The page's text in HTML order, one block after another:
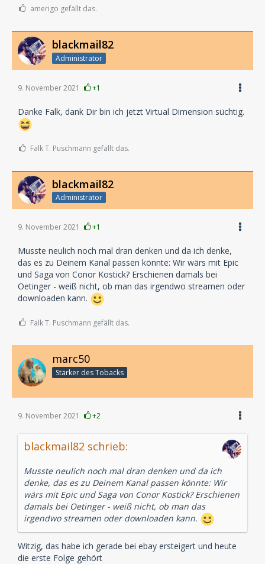
amerigo gefällt das.
blackmail82
Administrator
9. November 2021 +1
Danke Falk, dank Dir bin ich jetzt Virtual Dimension süchtig.
Falk T. Puschmann gefällt das.
blackmail82
Administrator
9. November 2021 +1
Musste neulich noch mal dran denken und da ich denke,
das es zu Deinem Kanal passen könnte: Wir wärs mit Epic
und Saga von Conor Kostick? Erschienen damals bei
Oetinger - weiß nicht, ob man das irgendwo streamen oder
downloaden kann.
Falk T. Puschmann gefällt das.
marc50
Stärker des Tobacks
9. November 2021 +2
blackmail82 schrieb:
Musste neulich noch mal dran denken und da ich
denke, das es zu Deinem Kanal passen könnte: Wir
wärs mit Epic und Saga von Conor Kostick? Erschienen
damals bei Oetinger - weiß nicht, ob man das
irgendwo streamen oder downloaden kann.
Witzig, das habe ich gerade bei ebay ersteigert und heute
die erste Folge gehört